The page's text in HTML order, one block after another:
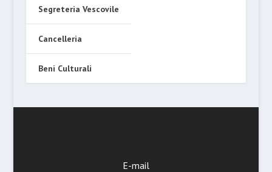
Segreteria Vescovile
Cancelleria
Beni Culturali
E-mail